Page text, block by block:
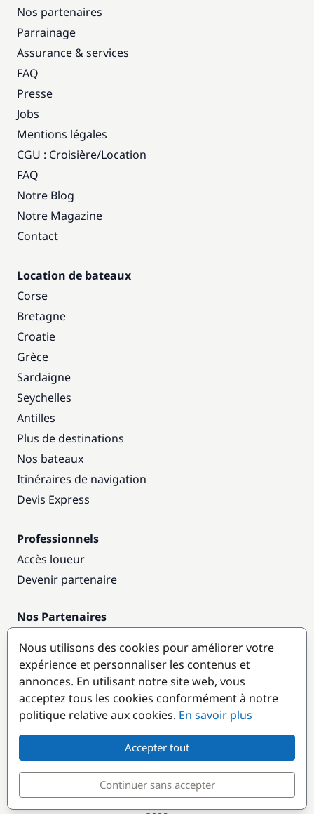
Nos partenaires
Parrainage
Assurance & services
FAQ
Presse
Jobs
Mentions légales
CGU : Croisière/Location
FAQ
Notre Blog
Notre Magazine
Contact
Location de bateaux
Corse
Bretagne
Croatie
Grèce
Sardaigne
Seychelles
Antilles
Plus de destinations
Nos bateaux
Itinéraires de navigation
Devis Express
Professionnels
Accès loueur
Devenir partenaire
Nos Partenaires
Destinations populaires
© GlobeSailor
Croisières & Location de bateaux depuis
Nous utilisons des cookies pour améliorer votre
expérience et personnaliser les contenus et
annonces. En utilisant notre site web, vous
acceptez tous les cookies conformément à notre
politique relative aux cookies. En savoir plus
Accepter tout
Continuer sans accepter